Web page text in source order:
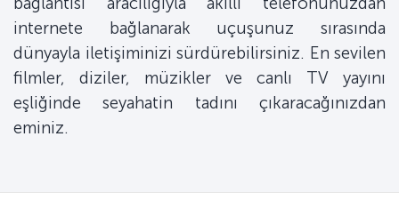
internete bağlanarak uçuşunuz sırasında
dünyayla iletişiminizi sürdürebilirsiniz. En sevilen
filmler, diziler, müzikler ve canlı TV yayını
eşliğinde seyahatin tadını çıkaracağınızdan
eminiz.